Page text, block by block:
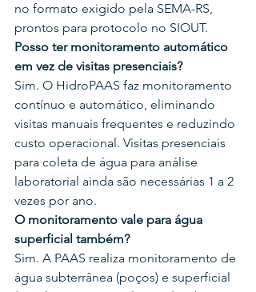
no formato exigido pela SEMA-RS,
prontos para protocolo no SIOUT.
Posso ter monitoramento automático
em vez de visitas presenciais?
Sim. O HidroPAAS faz monitoramento
contínuo e automático, eliminando
visitas manuais frequentes e reduzindo
custo operacional. Visitas presenciais
para coleta de água para análise
laboratorial ainda são necessárias 1 a 2
vezes por ano.
O monitoramento vale para água
superficial também?
Sim. A PAAS realiza monitoramento de
água subterrânea (poços) e superficial